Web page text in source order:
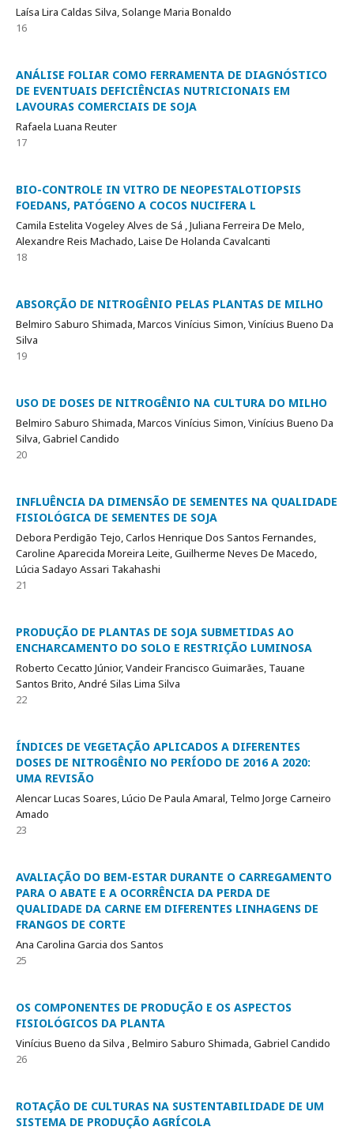
Laísa Lira Caldas Silva, Solange Maria Bonaldo
16
ANÁLISE FOLIAR COMO FERRAMENTA DE DIAGNÓSTICO
DE EVENTUAIS DEFICIÊNCIAS NUTRICIONAIS EM
LAVOURAS COMERCIAIS DE SOJA
Rafaela Luana Reuter
17
BIO-CONTROLE IN VITRO DE NEOPESTALOTIOPSIS
FOEDANS, PATÓGENO A COCOS NUCIFERA L
Camila Estelita Vogeley Alves de Sá , Juliana Ferreira De Melo,
Alexandre Reis Machado, Laise De Holanda Cavalcanti
18
ABSORÇÃO DE NITROGÊNIO PELAS PLANTAS DE MILHO
Belmiro Saburo Shimada, Marcos Vinícius Simon, Vinícius Bueno Da
Silva
19
USO DE DOSES DE NITROGÊNIO NA CULTURA DO MILHO
Belmiro Saburo Shimada, Marcos Vinícius Simon, Vinícius Bueno Da
Silva, Gabriel Candido
20
INFLUÊNCIA DA DIMENSÃO DE SEMENTES NA QUALIDADE
FISIOLÓGICA DE SEMENTES DE SOJA
Debora Perdigão Tejo, Carlos Henrique Dos Santos Fernandes,
Caroline Aparecida Moreira Leite, Guilherme Neves De Macedo,
Lúcia Sadayo Assari Takahashi
21
PRODUÇÃO DE PLANTAS DE SOJA SUBMETIDAS AO
ENCHARCAMENTO DO SOLO E RESTRIÇÃO LUMINOSA
Roberto Cecatto Júnior, Vandeir Francisco Guimarães, Tauane
Santos Brito, André Silas Lima Silva
22
ÍNDICES DE VEGETAÇÃO APLICADOS A DIFERENTES
DOSES DE NITROGÊNIO NO PERÍODO DE 2016 A 2020:
UMA REVISÃO
Alencar Lucas Soares, Lúcio De Paula Amaral, Telmo Jorge Carneiro
Amado
23
AVALIAÇÃO DO BEM-ESTAR DURANTE O CARREGAMENTO
PARA O ABATE E A OCORRÊNCIA DA PERDA DE
QUALIDADE DA CARNE EM DIFERENTES LINHAGENS DE
FRANGOS DE CORTE
Ana Carolina Garcia dos Santos
25
OS COMPONENTES DE PRODUÇÃO E OS ASPECTOS
FISIOLÓGICOS DA PLANTA
Vinícius Bueno da Silva , Belmiro Saburo Shimada, Gabriel Candido
26
ROTAÇÃO DE CULTURAS NA SUSTENTABILIDADE DE UM
SISTEMA DE PRODUÇÃO AGRÍCOLA